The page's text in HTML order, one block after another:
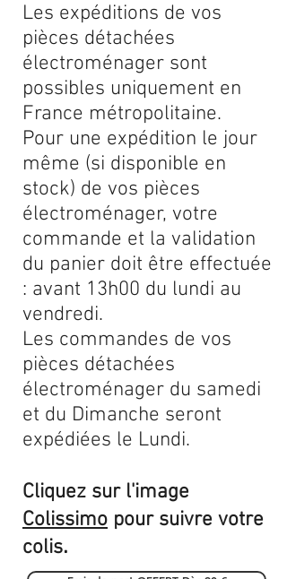
Les expéditions de vos
pièces détachées
électroménager sont
possibles uniquement en
France métropolitaine.
Pour une expédition le jour
même (si disponible en
stock) de vos pièces
électroménager, votre
commande et la validation
du panier doit être effectuée
: avant 13h00 du lundi au
vendredi.
Les commandes de vos
pièces détachées
électroménager du samedi
et du Dimanche seront
expédiées le Lundi.
Cliquez sur l'image
Colissimo pour suivre votre
colis.